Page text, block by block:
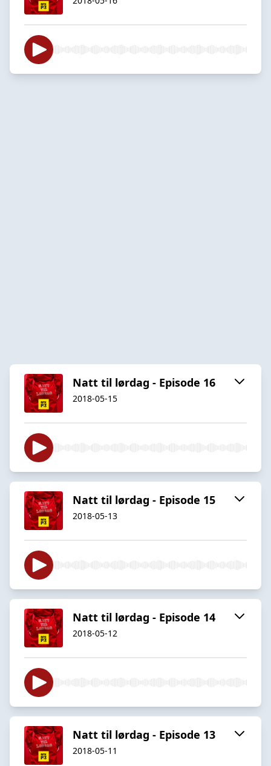
Natt til lørdag - Episode 16
2018-05-15
Natt til lørdag - Episode 15
2018-05-13
Natt til lørdag - Episode 14
2018-05-12
Natt til lørdag - Episode 13
2018-05-11